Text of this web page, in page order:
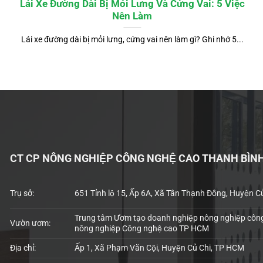
Lái Xe Đường Dài Bị Mỏi Lưng Và Cứng Vai: 5 Việc
Nên Làm
Lái xe đường dài bị mỏi lưng, cứng vai nên làm gì? Ghi nhớ 5...
CT CP NÔNG NGHIỆP CÔNG NGHỆ CAO THANH BÌNH
Trụ sở: 651 Tỉnh lộ 15, Ấp 6A, Xã Tân Thạnh Đông, Huyện
Vườn ươm:
Trung tâm Ươm tạo doanh nghiệp nông nghiệp
nông nghiệp Công nghệ cao TP HCM
Địa chỉ: Ấp 1, Xã Phạm Văn Cội, Huyện Củ Chi, TP HCM